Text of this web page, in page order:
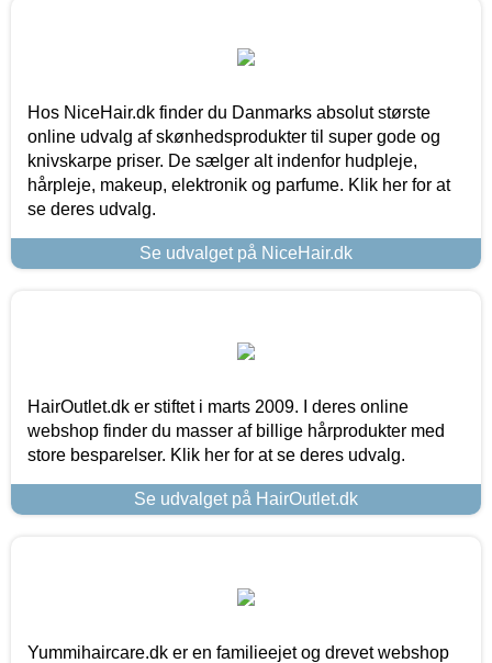
Hos NiceHair.dk finder du Danmarks absolut største
online udvalg af skønhedsprodukter til super gode og
knivskarpe priser. De sælger alt indenfor hudpleje,
hårpleje, makeup, elektronik og parfume. Klik her for at
se deres udvalg.
Se udvalget på NiceHair.dk
HairOutlet.dk er stiftet i marts 2009. I deres online
webshop finder du masser af billige hårprodukter med
store besparelser. Klik her for at se deres udvalg.
Se udvalget på HairOutlet.dk
Yummihaircare.dk er en familieejet og drevet webshop